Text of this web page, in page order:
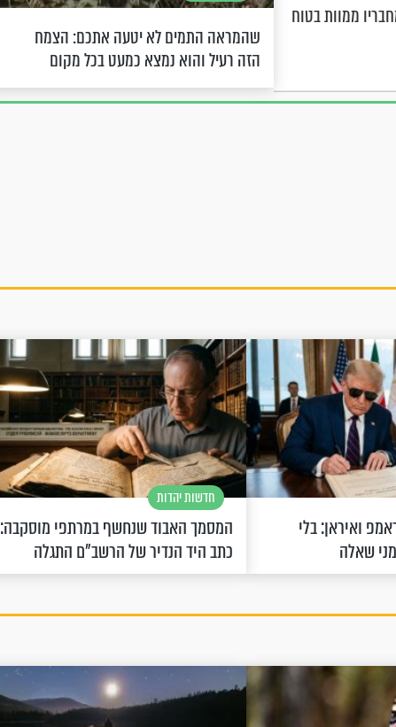
ממוות בטוח
שהמראה התמים לא יטעה אתכם: הצמח
הזה רעיל והוא נמצא כמעט בכל מקום
ואיראן: בלי
שאלה
חדשות יהדות
המסמך האבוד שנחשף במרתפי מוסקבה:
כתב היד הנדיר של הרשב"ם התגלה